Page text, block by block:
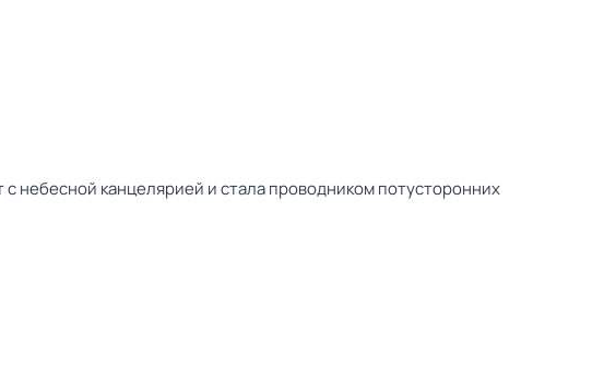
небесной канцелярией и стала проводником потусторонних